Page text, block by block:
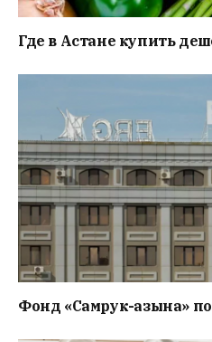
Где в Астане купить
Фонд «Самрук-Қазына»